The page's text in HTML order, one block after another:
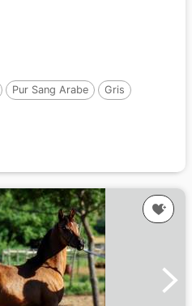
Pur Sang Arabe
Gris